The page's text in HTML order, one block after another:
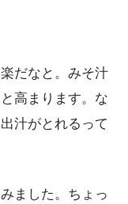
だなと。みそ汁
高まります。な
汁がとれるって
ました。ちょっ